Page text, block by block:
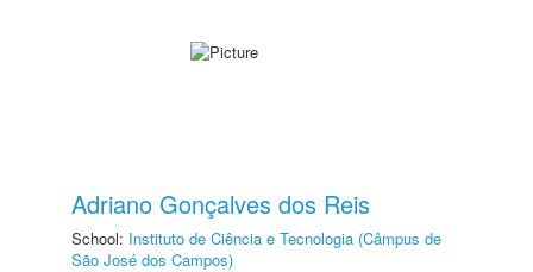
Adriano Gonçalves dos Reis
School: Instituto de Ciência e Tecnologia (Câmpus de
São José dos Campos)